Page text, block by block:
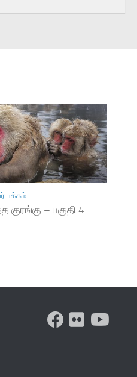
பக்கம்
– பகுதி 4